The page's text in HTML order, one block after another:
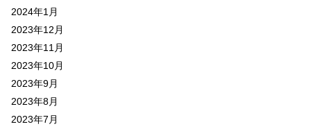
2024年1月
2023年12月
2023年11月
2023年10月
2023年9月
2023年8月
2023年7月